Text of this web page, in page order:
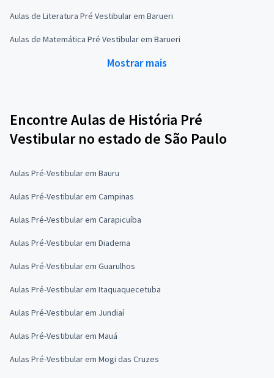
Aulas de Literatura Pré Vestibular em Barueri
Aulas de Matemática Pré Vestibular em Barueri
Mostrar mais
Encontre Aulas de História Pré
Vestibular no estado de São Paulo
Aulas Pré-Vestibular em Bauru
Aulas Pré-Vestibular em Campinas
Aulas Pré-Vestibular em Carapicuíba
Aulas Pré-Vestibular em Diadema
Aulas Pré-Vestibular em Guarulhos
Aulas Pré-Vestibular em Itaquaquecetuba
Aulas Pré-Vestibular em Jundiaí
Aulas Pré-Vestibular em Mauá
Aulas Pré-Vestibular em Mogi das Cruzes